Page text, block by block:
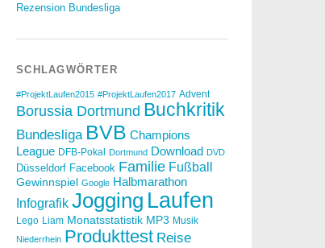
Rezension Bundesliga
SCHLAGWÖRTER
#ProjektLaufen2015 #ProjektLaufen2017 Advent
Borussia Dortmund Buchkritik
Bundesliga BVB Champions
League DFB-Pokal Dortmund Download DVD
Düsseldorf Facebook Familie Fußball
Gewinnspiel Google Halbmarathon
Infografik Jogging Laufen
Lego Liam Monatsstatistik MP3 Musik
Niederrhein Produkttest Reise